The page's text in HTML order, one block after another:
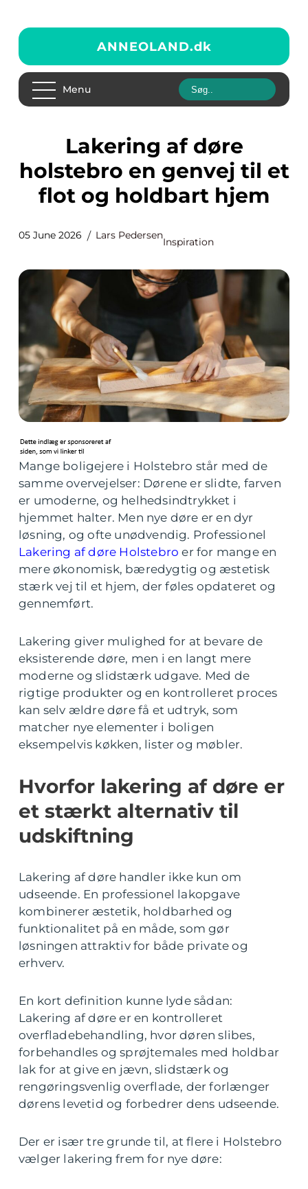
ANNEOLAND.dk
Menu
Lakering af døre
holstebro en genvej til et
flot og holdbart hjem
05 June 2026 Lars Pedersen
Inspiration
Mange boligejere i Holstebro står med de
samme overvejelser: Dørene er slidte, farven
er umoderne, og helhedsindtrykket i
hjemmet halter. Men nye døre er en dyr
løsning, og ofte unødvendig. Professionel
Lakering af døre Holstebro er for mange en
mere økonomisk, bæredygtig og æstetisk
stærk vej til et hjem, der føles opdateret og
gennemført.
Lakering giver mulighed for at bevare de
eksisterende døre, men i en langt mere
moderne og slidstærk udgave. Med de
rigtige produkter og en kontrolleret proces
kan selv ældre døre få et udtryk, som
matcher nye elementer i boligen
eksempelvis køkken, lister og møbler.
Hvorfor lakering af døre er
et stærkt alternativ til
udskiftning
Lakering af døre handler ikke kun om
udseende. En professionel lakopgave
kombinerer æstetik, holdbarhed og
funktionalitet på en måde, som gør
løsningen attraktiv for både private og
erhverv.
En kort definition kunne lyde sådan:
Lakering af døre er en kontrolleret
overfladebehandling, hvor døren slibes,
forbehandles og sprøjtemales med holdbar
lak for at give en jævn, slidstærk og
rengøringsvenlig overflade, der forlænger
dørens levetid og forbedrer dens udseende.
Der er især tre grunde til, at flere i Holstebro
vælger lakering frem for nye døre: